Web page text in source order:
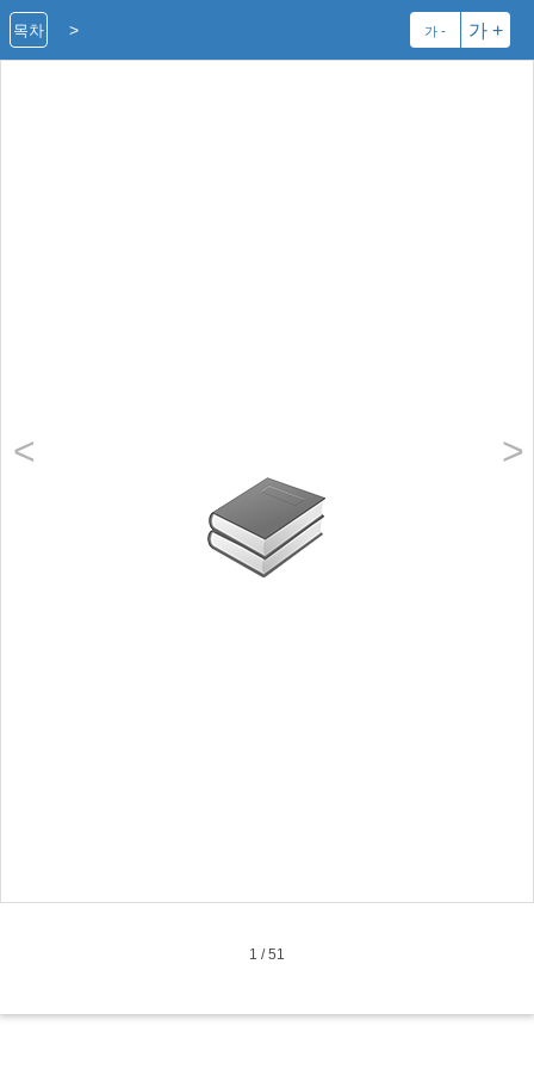
> 가 - 가 +
목차
< >
1 /51